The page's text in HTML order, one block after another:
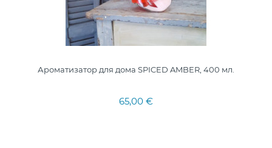
Ароматизатор для дома SPICED AMBER, 400 мл.
65,00 €